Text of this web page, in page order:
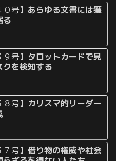
号】 あらゆる文書には獲
る
号】 タロットカードで見
クを検知する
号】 カリスマ的リーダー
７号】借り物の権威や社会